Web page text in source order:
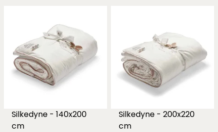
Silkedyne - 140x200
cm
Silkedyne - 200x220
cm